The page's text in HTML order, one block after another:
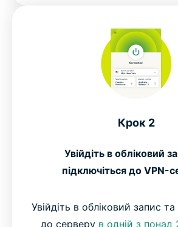
Крок 2
Увійдіть в обліковий
підключіться до VPN-
Увійдіть в обліковий запис та
до серверу в одній з понад